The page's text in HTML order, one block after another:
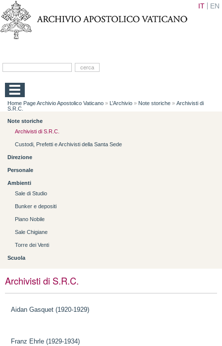
IT EN
Home Page Archivio Apostolico Vaticano » L’Archivio » Note storiche » Archivisti di
S.R.C.
Note storiche
Archivisti di S.R.C.
Custodi, Prefetti e Archivisti della Santa Sede
Direzione
Personale
Ambienti
Sale di Studio
Bunker e depositi
Piano Nobile
Sale Chigiane
Torre dei Venti
Scuola
Archivisti di S.R.C.
Aidan Gasquet (1920-1929)
Franz Ehrle (1929-1934)